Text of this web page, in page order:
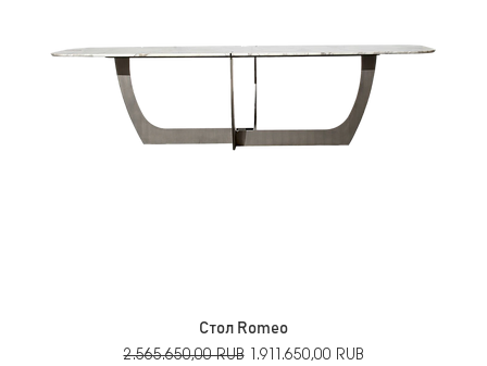
Стол Romeo
Обычная цена
2.565.650,00 RUB Цена со скидкой
1.911.650,00 RUB